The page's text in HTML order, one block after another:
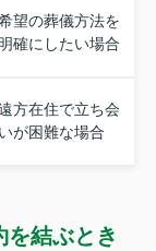
望の葬儀方法を
明確にしたい場合
方在住で立ち会
いが困難な場合
を結ぶとき